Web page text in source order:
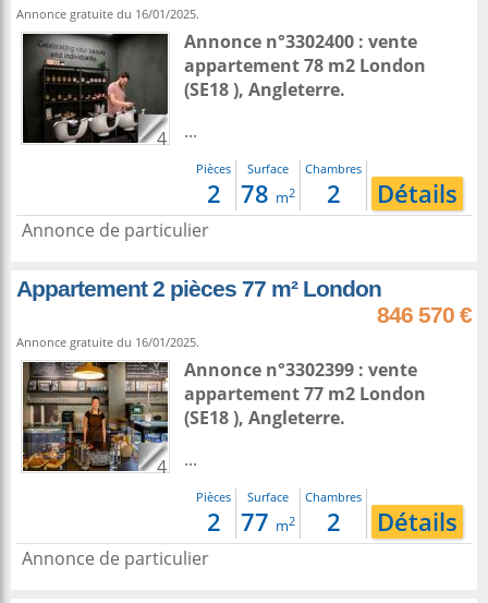
Annonce gratuite du 16/01/2025.
4
Annonce n°3302400 : vente
appartement 78 m2 London
(SE18 ), Angleterre.
...
Pièces
2
Surface
78 m2
Chambres
2 Détails
Annonce de particulier
Appartement 2 pièces 77 m² London
846 570 €
Annonce gratuite du 16/01/2025.
4
Annonce n°3302399 : vente
appartement 77 m2 London
(SE18 ), Angleterre.
...
Pièces
2
Surface
77 m2
Chambres
2 Détails
Annonce de particulier